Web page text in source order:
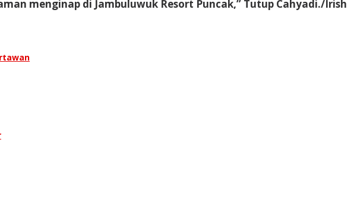
menginap di Jambuluwuk Resort Puncak,” Tutup Cahyadi./Irish